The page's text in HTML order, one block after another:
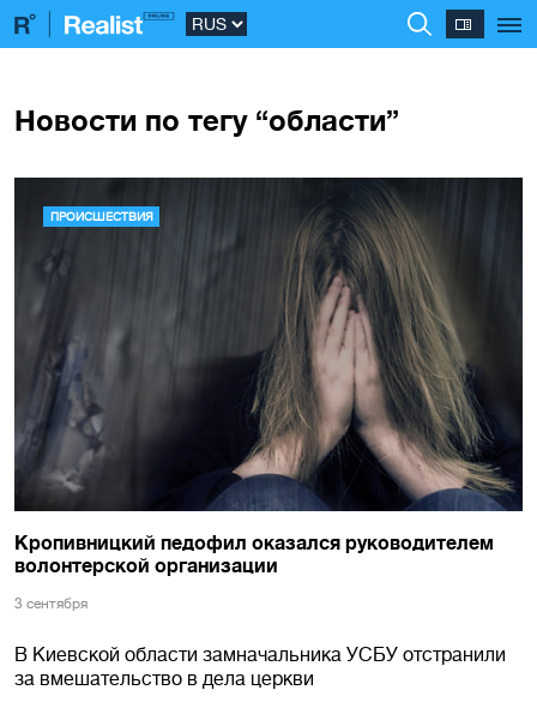
Новости по тегу “области”
ПРОИСШЕСТВИЯ
Кропивницкий педофил оказался руководителем
волонтерской организации
3 сентября
В Киевской области замначальника УСБУ отстранили
за вмешательство в дела церкви